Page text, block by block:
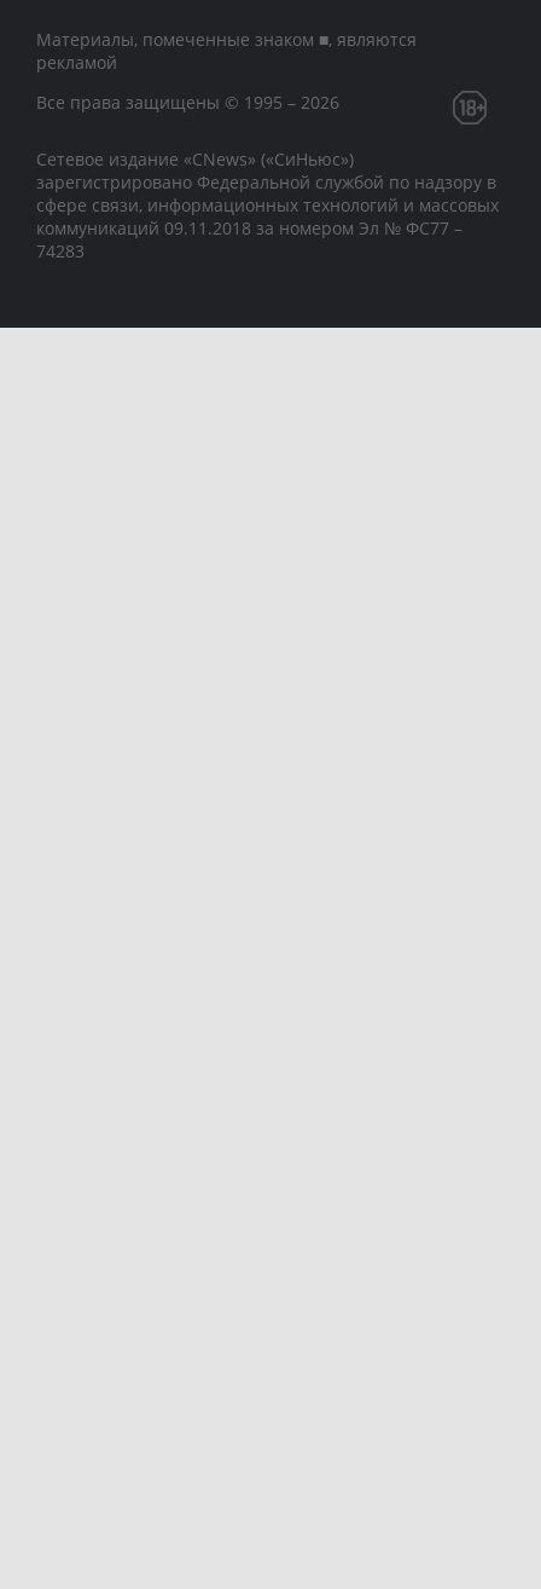
Материалы, помеченные знаком ■, являются
рекламой
Все права защищены © 1995 – 2026
Сетевое издание «CNews» («СиНьюс»)
зарегистрировано Федеральной службой по надзору в
сфере связи, информационных технологий и массовых
коммуникаций 09.11.2018 за номером Эл № ФС77 –
74283